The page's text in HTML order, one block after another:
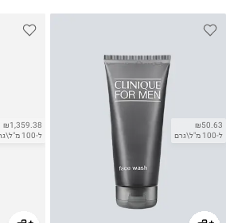
₪50.63
ל-100 מ"ל\גרם
₪1,359.38
ל-100 מ"ל\גרם